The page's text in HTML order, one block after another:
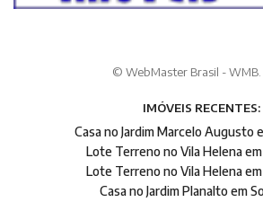
© WebMaster Brasil -
IMÓVEIS RECENTES:
Casa no Jardim Marcelo Augusto
Lote Terreno no Vila Helena
Lote Terreno no Vila Helena
Casa no Jardim Planalto em